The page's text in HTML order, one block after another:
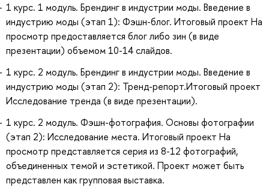
1 курс. 1 модуль. Брендинг в индустрии моды. Введение в
индустрию моды (этап 1): Фэшн-блог. Итоговый проект На
просмотр предоставляется блог либо зин (в виде
презентации) объемом 10-14 слайдов.
1 курс. 2 модуль. Брендинг в индустрии моды. Введение в
индустрию моды (этап 2): Тренд-репорт.Итоговый проект
Исследование тренда (в виде презентации).
1 курс. 2 модуль. Фэшн-фотография. Основы фотографии
(этап 2): Исследование места. Итоговый проект На
просмотр представляется серия из 8-12 фотографий,
объединенных темой и эстетикой. Проект может быть
представлен как групповая выставка.